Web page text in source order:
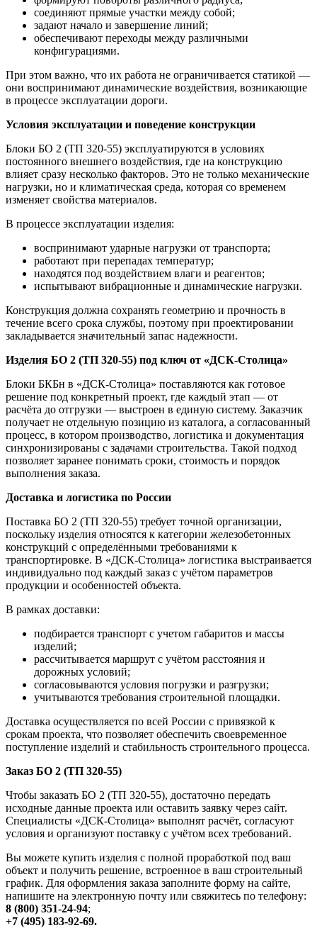
соединяют прямые участки между собой;
задают начало и завершение линий;
обеспечивают переходы между различными
конфигурациями.
При этом важно, что их работа не ограничивается статикой —
они воспринимают динамические воздействия, возникающие
в процессе эксплуатации дороги.
Условия эксплуатации и поведение конструкции
Блоки БО 2 (ТП 320-55) эксплуатируются в условиях
постоянного внешнего воздействия, где на конструкцию
влияет сразу несколько факторов. Это не только механические
нагрузки, но и климатическая среда, которая со временем
изменяет свойства материалов.
В процессе эксплуатации изделия:
воспринимают ударные нагрузки от транспорта;
работают при перепадах температур;
находятся под воздействием влаги и реагентов;
испытывают вибрационные и динамические нагрузки.
Конструкция должна сохранять геометрию и прочность в
течение всего срока службы, поэтому при проектировании
закладывается значительный запас надежности.
Изделия БО 2 (ТП 320-55) под ключ от «ДСК-Столица»
Блоки БКБн в «ДСК-Столица» поставляются как готовое
решение под конкретный проект, где каждый этап — от
расчёта до отгрузки — выстроен в единую систему. Заказчик
получает не отдельную позицию из каталога, а согласованный
процесс, в котором производство, логистика и документация
синхронизированы с задачами строительства. Такой подход
позволяет заранее понимать сроки, стоимость и порядок
выполнения заказа.
Доставка и логистика по России
Поставка БО 2 (ТП 320-55) требует точной организации,
поскольку изделия относятся к категории железобетонных
конструкций с определёнными требованиями к
транспортировке. В «ДСК-Столица» логистика выстраивается
индивидуально под каждый заказ с учётом параметров
продукции и особенностей объекта.
В рамках доставки:
подбирается транспорт с учетом габаритов и массы
изделий;
рассчитывается маршрут с учётом расстояния и
дорожных условий;
согласовываются условия погрузки и разгрузки;
учитываются требования строительной площадки.
Доставка осуществляется по всей России с привязкой к
срокам проекта, что позволяет обеспечить своевременное
поступление изделий и стабильность строительного процесса.
Заказ БО 2 (ТП 320-55)
Чтобы заказать БО 2 (ТП 320-55), достаточно передать
исходные данные проекта или оставить заявку через сайт.
Специалисты «ДСК-Столица» выполнят расчёт, согласуют
условия и организуют поставку с учётом всех требований.
Вы можете купить изделия с полной проработкой под ваш
объект и получить решение, встроенное в ваш строительный
график. Для оформления заказа заполните форму на сайте,
напишите на электронную почту или свяжитесь по телефону:
8 (800) 351-24-94;
+7 (495) 183-92-69.